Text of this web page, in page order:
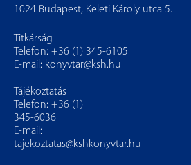
1024 Budapest, Keleti Károly utca 5.
Titkárság
Telefon: +36 (1) 345-6105
E-mail: konyvtar@ksh.hu
Tájékoztatás
Telefon: +36 (1)
345-6036
E-mail:
tajekoztatas@kshkonyvtar.hu